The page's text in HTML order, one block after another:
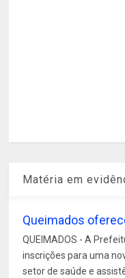
Matéria em
Queimados
QUEIMADOS - A
inscrições para uma
setor de saúde e